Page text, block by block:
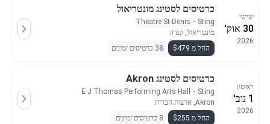
שישי
30 אוק'
2026
כרטיסים לסטינג מונטריאול
Sting
・
Theatre St-Denis
מונטריאול, קנדה
החל מ $479
38 כרטיסים זמינים
ראשון
1 נוב'
2026
כרטיסים לסטינג Akron
Sting
・
E J Thomas Performing Arts Hall
Akron, ארצות הברית
החל מ $255
8 כרטיסים זמינים